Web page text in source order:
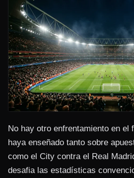
No hay otro enfrentamiento en el
haya enseñado tanto sobre
como el City contra el Real
desafia las estadísticas